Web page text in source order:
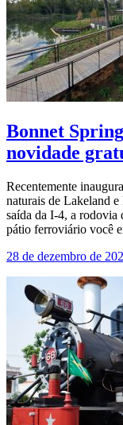
Bonnet
novidade
Recentemente
naturais de Lakeland
saída da I-4, a rodovia
pátio ferroviário você
28 de dezembro de